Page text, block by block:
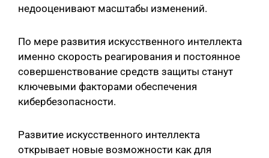
недооценивают масштабы изменений.
По мере развития искусственного интеллекта
именно скорость реагирования и постоянное
совершенствование средств защиты станут
ключевыми факторами обеспечения
кибербезопасности.
Развитие искусственного интеллекта
открывает новые возможности как для